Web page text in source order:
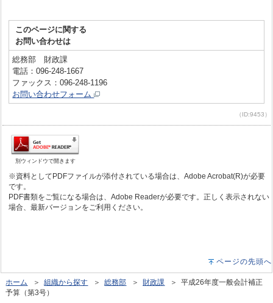
このページに関する
お問い合わせは
総務部 財政課
電話：096-248-1667
ファックス：096-248-1196
お問い合わせフォーム
（ID:9453）
別ウィンドウで開きます
※資料としてPDFファイルが添付されている場合は、Adobe Acrobat(R)が必要
です。
PDF書類をご覧になる場合は、Adobe Readerが必要です。正しく表示されない
場合、最新バージョンをご利用ください。
ページの先頭へ
ホーム ＞組織から探す ＞総務部 ＞財政課 ＞ 平成26年度一般会計補正
予算（第3号）